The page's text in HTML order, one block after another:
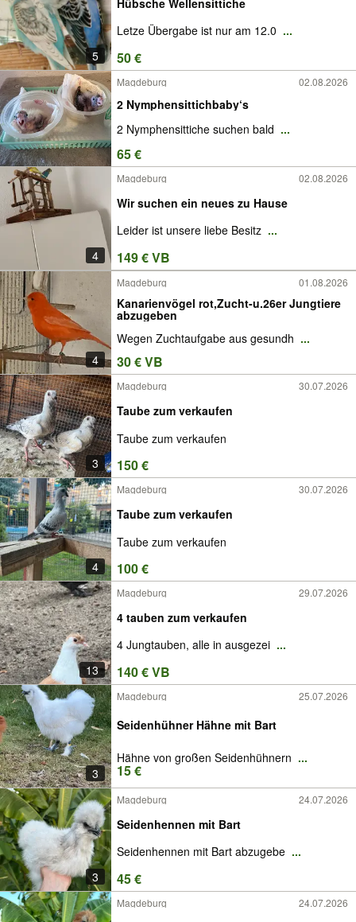
5
Letze Übergabe ist nur am 12.0 ...
50 €
Magdeburg 02.08.2026
2 Nymphensittichbaby‘s
2 Nymphensittiche suchen bald ...
65 €
4
Magdeburg 02.08.2026
Wir suchen ein neues zu Hause
Leider ist unsere liebe Besitz ...
149 € VB
4
Magdeburg 01.08.2026
Kanarienvögel rot,Zucht-u.26er Jungtiere
abzugeben
Wegen Zuchtaufgabe aus gesundh ...
30 € VB
3
Magdeburg 30.07.2026
Taube zum verkaufen
Taube zum verkaufen
150 €
4
Magdeburg 30.07.2026
Taube zum verkaufen
Taube zum verkaufen
100 €
13
Magdeburg 29.07.2026
4 tauben zum verkaufen
4 Jungtauben, alle in ausgezei ...
140 € VB
3
Magdeburg 25.07.2026
Seidenhühner Hähne mit Bart
Hähne von großen Seidenhühnern ...
15 €
3
Magdeburg 24.07.2026
Seidenhennen mit Bart
Seidenhennen mit Bart abzugebe ...
45 €
Magdeburg 24.07.2026